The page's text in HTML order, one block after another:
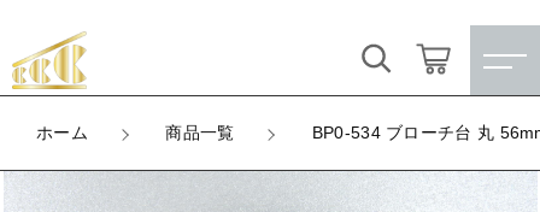
ホーム 商品一覧 BP0-534 ブローチ台 丸
カートに商品を追加しました
ロンズ）
お気に入り すべて